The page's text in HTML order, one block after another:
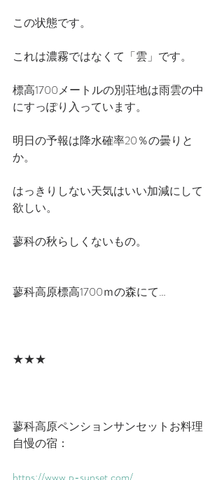
この状態です。
これは濃霧ではなくて「雲」です。
標高1700メートルの別荘地は雨雲の中
にすっぽり入っています。
明日の予報は降水確率20％の曇りと
か。
はっきりしない天気はいい加減にして
欲しい。
蓼科の秋らしくないもの。
蓼科高原標高1700ｍの森にて…
★★★
蓼科高原ペンションサンセットお料理
自慢の宿：